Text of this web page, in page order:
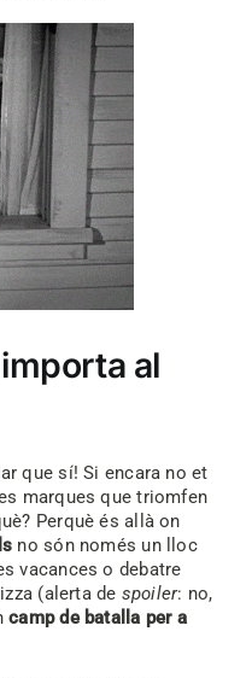
al
que sí! Si encara no et
marques que triomfen
Perquè és allà on
no són només un lloc
vacances o debatre
(alerta de spoiler: no,
camp de batalla per a